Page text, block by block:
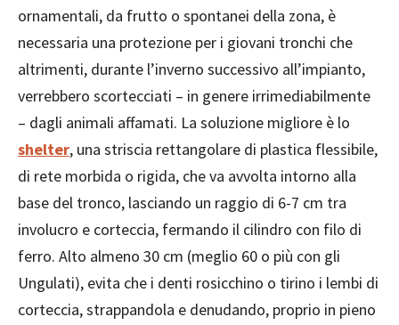
ornamentali, da frutto o spontanei della zona, è
necessaria una protezione per i giovani tronchi che
altrimenti, durante l’inverno successivo all’impianto,
verrebbero scortecciati – in genere irrimediabilmente
– dagli animali affamati. La soluzione migliore è lo
shelter, una striscia rettangolare di plastica flessibile,
di rete morbida o rigida, che va avvolta intorno alla
base del tronco, lasciando un raggio di 6-7 cm tra
involucro e corteccia, fermando il cilindro con filo di
ferro. Alto almeno 30 cm (meglio 60 o più con gli
Ungulati), evita che i denti rosicchino o tirino i lembi di
corteccia, strappandola e denudando, proprio in pieno